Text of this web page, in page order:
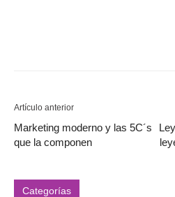
Artículo anterior
Marketing moderno y las 5C´s
que la componen
Categorías